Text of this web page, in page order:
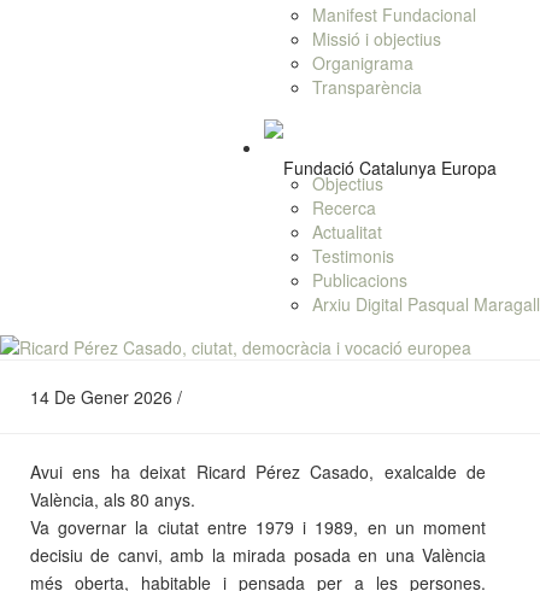
Manifest Fundacional
Missió i objectius
Organigrama
Transparència
Objectius
Recerca
Actualitat
Testimonis
Publicacions
Arxiu Digital Pasqual Maragall
14 De Gener 2026 /
Avui ens ha deixat Ricard Pérez Casado, exalcalde de
València, als 80 anys.
Va governar la ciutat entre 1979 i 1989, en un moment
decisiu de canvi, amb la mirada posada en una València
més oberta, habitable i pensada per a les persones.